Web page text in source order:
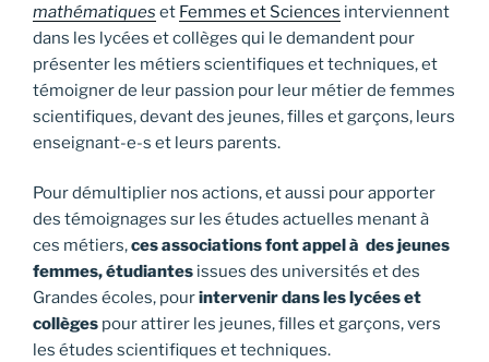
mathématiques et Femmes et Sciences interviennent
dans les lycées et collèges qui le demandent pour
présenter les métiers scientifiques et techniques, et
témoigner de leur passion pour leur métier de femmes
scientifiques, devant des jeunes, filles et garçons, leurs
enseignant-e-s et leurs parents.
Pour démultiplier nos actions, et aussi pour apporter
des témoignages sur les études actuelles menant à
ces métiers,ces associations font appel à des jeunes
femmes, étudiantes issues des universités et des
Grandes écoles, pourintervenir dans les lycées et
collèges pour attirer les jeunes, filles et garçons, vers
les études scientifiques et techniques.